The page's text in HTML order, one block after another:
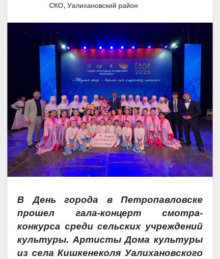
СКО, Уалихановский район
В День города в Петропавловске
прошел гала-концерт смотра-
конкурса среди сельских учреждений
культуры. Артисты Дома культуры
из села Кишкенеколя Уалихановского